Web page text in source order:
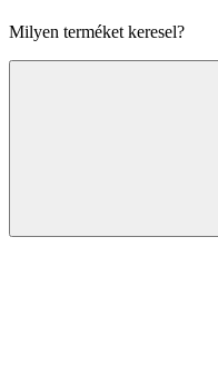
Milyen terméket keresel?